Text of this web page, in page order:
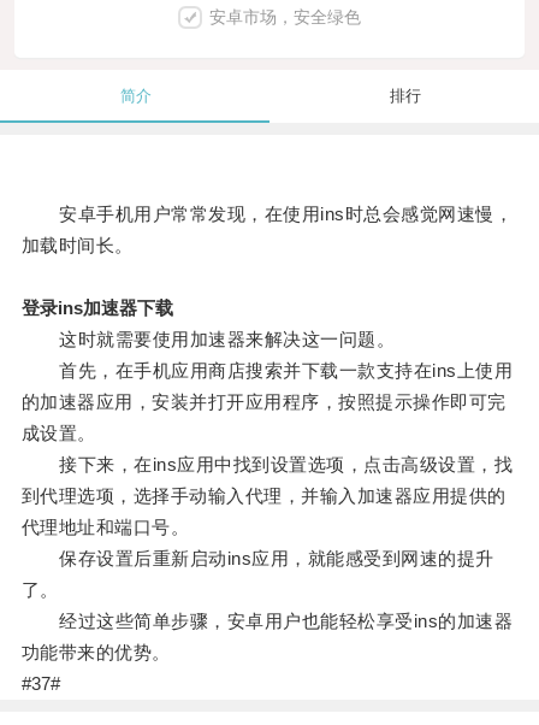
安卓市场，安全绿色
简介 排行
安卓手机用户常常发现，在使用ins时总会感觉网速慢，
加载时间长。
登录ins加速器下载
这时就需要使用加速器来解决这一问题。
首先，在手机应用商店搜索并下载一款支持在ins上使用
的加速器应用，安装并打开应用程序，按照提示操作即可完
成设置。
接下来，在ins应用中找到设置选项，点击高级设置，找
到代理选项，选择手动输入代理，并输入加速器应用提供的
代理地址和端口号。
保存设置后重新启动ins应用，就能感受到网速的提升
了。
经过这些简单步骤，安卓用户也能轻松享受ins的加速器
功能带来的优势。
#37#